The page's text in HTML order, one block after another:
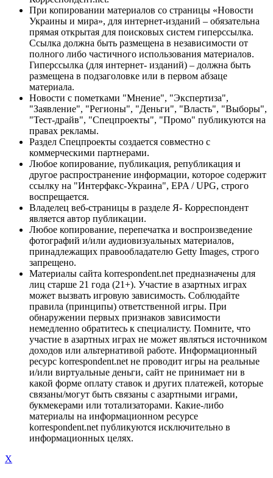
При копировании материалов со страницы «Новости
Украины и мира», для интернет-изданий – обязательна
прямая открытая для поисковых систем гиперссылка.
Ссылка должна быть размещена в независимости от
полного либо частичного использования материалов.
Гиперссылка (для интернет- изданий) – должна быть
размещена в подзаголовке или в первом абзаце
материала.
Новости с пометками "Мнение", "Экспертиза",
"Заявление", "Регионы", "Деньги", "Власть", "Выборы",
"Тест-драйв", "Спецпроекты", "Промо" публикуются на
правах рекламы.
Раздел Спецпроекты создается совместно с
коммерческими партнерами.
Любое копирование, публикация, републикация и
другое распространение информации, которое содержит
ссылку на "Интерфакс-Украина", EPA / UPG, строго
воспрещается.
Владелец веб-страницы в разделе Я- Корреспондент
является автор публикации.
Любое копирование, перепечатка и воспроизведение
фотографий и/или аудиовизуальных материалов,
принадлежащих правообладателю Getty Images, строго
запрещено.
Материалы сайта korrespondent.net предназначены для
лиц старше 21 года (21+). Участие в азартных играх
может вызвать игровую зависимость. Соблюдайте
правила (принципы) ответственной игры. При
обнаружении первых признаков зависимости
немедленно обратитесь к специалисту. Помните, что
участие в азартных играх не может являться источником
доходов или альтернативой работе. Информационный
ресурс korrespondent.net не проводит игры на реальные
и/или виртуальные деньги, сайт не принимает ни в
какой форме оплату ставок и других платежей, которые
связаны/могут быть связаны с азартными играми,
букмекерами или тотализаторами. Какие-либо
материалы на информационном ресурсе
korrespondent.net публикуются исключительно в
информационных целях.
X